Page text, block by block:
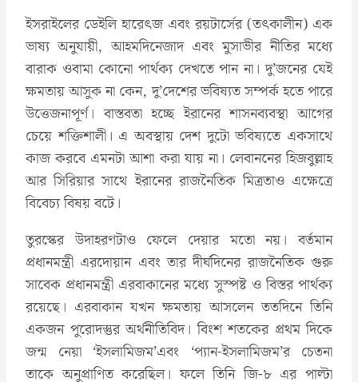
ইসরাইলের ডেইলি হারেৎজ এবং রয়টার্সের (তৎকালীন) এক
ভাষ্য অনুযায়ী, আহমদিনেজাদ এবং মুসাভীর নীতির মধ্যে
বারাক ওবামা কোনো পার্থক্য দেখতে পান না। দু’জনের যেই
ক্ষমতায় আসুক না কেন, দু’দেশের ভবিষ্যত সম্পর্ক হতে পারে
উত্তেজনাপূর্ণ। বাস্তবতা হচ্ছে ইরানের শাসনব্যবস্থা আগের
চেয়ে শক্তিশালী। এ অবস্থায় দেশ দুটো ভবিষ্যতে একসাথে
কাজ করবে এমনটা আশা করা যায় না। লেবাননের হিজবুল্লাহ
আর সিরিয়ার সাথে ইরানের রাজনৈতিক মিত্রতাও এক্ষেত্রে
বিবেচ্য বিষয় বটে।
তুরস্কের উদাহরণটাও ফেলে দেয়ার মতো নয়। বর্তমান
প্রধানমন্ত্রী এরদোয়ান এবং তার দীর্ঘদিনের রাজনৈতিক গুরু
সাবেক প্রধানমন্ত্রী এরবাকানের মধ্যে সুস্পষ্ট ও বিস্তর পার্থক্য
রয়েছে। এরবাকান যখন ক্ষমতায় আসলেন ততদিনে তিনি
একজন পুরোদস্তুর অর্থনীতিবিদ। বিংশ শতকের প্রথম দিকে
জন্ম নেয়া ‘ইসলামিজম’এবং ‘প্যান-ইসলামিজম’র চেতনা
তাকে অনুপ্রাণিত করেছিল। ফলে তিনি জি-৮ এর পাল্টা